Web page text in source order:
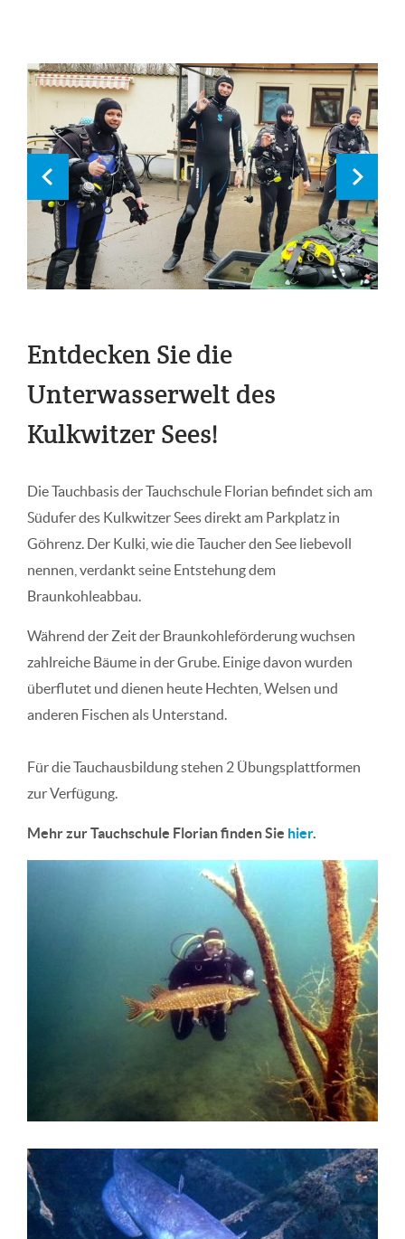
Entdecken Sie die
Unterwasserwelt des
Kulkwitzer Sees!
Die Tauchbasis der Tauchschule Florian befindet sich am
Südufer des Kulkwitzer Sees direkt am Parkplatz in
Göhrenz. Der Kulki, wie die Taucher den See liebevoll
nennen, verdankt seine Entstehung dem
Braunkohleabbau.
Während der Zeit der Braunkohleförderung wuchsen
zahlreiche Bäume in der Grube. Einige davon wurden
überflutet und dienen heute Hechten, Welsen und
anderen Fischen als Unterstand.
Für die Tauchausbildung stehen 2 Übungsplattformen
zur Verfügung.
Mehr zur Tauchschule Florian finden Sie hier.